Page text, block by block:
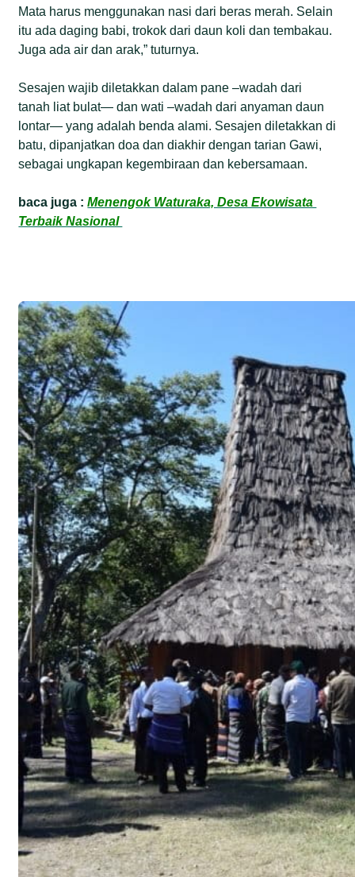
Mata harus menggunakan nasi dari beras merah. Selain
itu ada daging babi, trokok dari daun koli dan tembakau.
Juga ada air dan arak,” tuturnya.
Sesajen wajib diletakkan dalam pane –wadah dari
tanah liat bulat— dan wati –wadah dari anyaman daun
lontar— yang adalah benda alami. Sesajen diletakkan di
batu, dipanjatkan doa dan diakhir dengan tarian Gawi,
sebagai ungkapan kegembiraan dan kebersamaan.
baca juga :Menengok Waturaka, Desa Ekowisata
Terbaik Nasional